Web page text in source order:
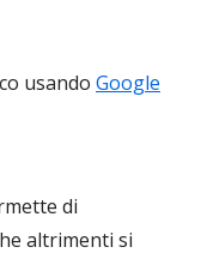
usando Google
di
altrimenti si